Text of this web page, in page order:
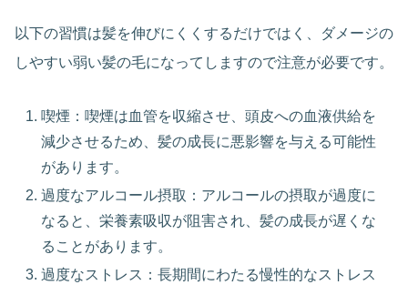
以下の習慣は髪を伸びにくくするだけではく、ダメージの
しやすい弱い髪の毛になってしますので注意が必要です。
喫煙：喫煙は血管を収縮させ、頭皮への血液供給を
減少させるため、髪の成長に悪影響を与える可能性
があります。
過度なアルコール摂取：アルコールの摂取が過度に
なると、栄養素吸収が阻害され、髪の成長が遅くな
ることがあります。
過度なストレス：長期間にわたる慢性的なストレス